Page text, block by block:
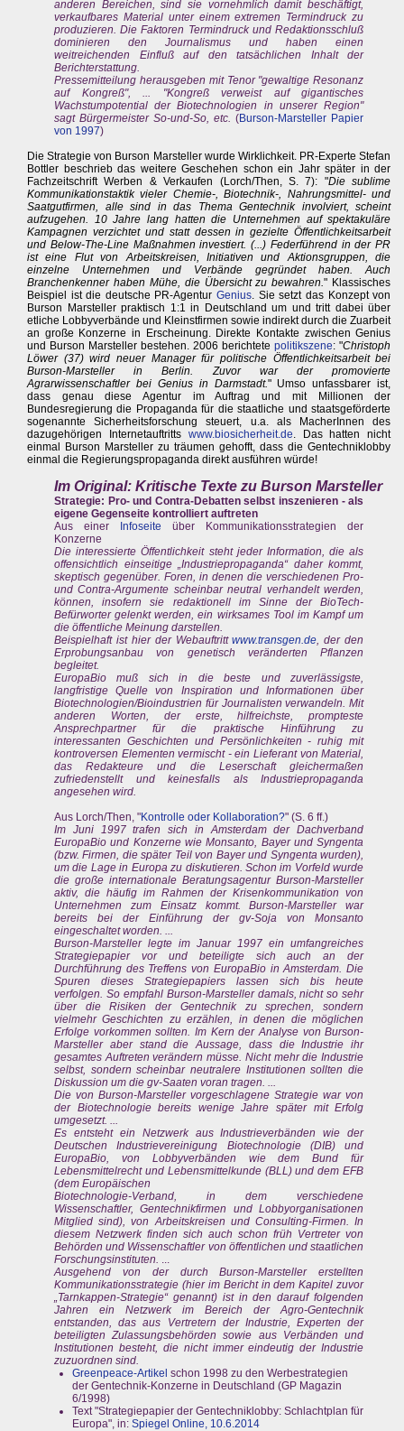
anderen Bereichen, sind sie vornehmlich damit beschäftigt,
verkaufbares Material unter einem extremen Termindruck zu
produzieren. Die Faktoren Termindruck und Redaktionsschluß
dominieren den Journalismus und haben einen
weitreichenden Einfluß auf den tatsächlichen Inhalt der
Berichterstattung.
Pressemitteilung herausgeben mit Tenor "gewaltige Resonanz
auf Kongreß", ... "Kongreß verweist auf gigantisches
Wachstumpotential der Biotechnologien in unserer Region"
sagt Bürgermeister So-und-So, etc. (Burson-Marsteller Papier
von 1997)
Die Strategie von Burson Marsteller wurde Wirklichkeit. PR-Experte Stefan
Bottler beschrieb das weitere Geschehen schon ein Jahr später in der
Fachzeitschrift Werben & Verkaufen (Lorch/Then, S. 7): "Die sublime
Kommunikationstaktik vieler Chemie-, Biotechnik-, Nahrungsmittel- und
Saatgutfirmen, alle sind in das Thema Gentechnik involviert, scheint
aufzugehen. 10 Jahre lang hatten die Unternehmen auf spektakuläre
Kampagnen verzichtet und statt dessen in gezielte Öffentlichkeitsarbeit
und Below-The-Line Maßnahmen investiert. (...) Federführend in der PR
ist eine Flut von Arbeitskreisen, Initiativen und Aktionsgruppen, die
einzelne Unternehmen und Verbände gegründet haben. Auch
Branchenkenner haben Mühe, die Übersicht zu bewahren." Klassisches
Beispiel ist die deutsche PR-AgenturGenius . Sie setzt das Konzept von
Burson Marsteller praktisch 1:1 in Deutschland um und tritt dabei über
etliche Lobbyverbände und Kleinstfirmen sowie indirekt durch die Zuarbeit
an große Konzerne in Erscheinung. Direkte Kontakte zwischen Genius
und Burson Marsteller bestehen. 2006 berichtetepolitikszene: "Christoph
Löwer (37) wird neuer Manager für politische Öffentlichkeitsarbeit bei
Burson-Marsteller in Berlin. Zuvor war der promovierte
Agrarwissenschaftler bei Genius in Darmstadt." Umso unfassbarer ist,
dass genau diese Agentur im Auftrag und mit Millionen der
Bundesregierung die Propaganda für die staatliche und staatsgeförderte
sogenannte Sicherheitsforschung steuert, u.a. als MacherInnen des
dazugehörigen Internetauftritts www.biosicherheit.de . Das hatten nicht
einmal Burson Marsteller zu träumen gehofft, dass die Gentechniklobby
einmal die Regierungspropaganda direkt ausführen würde!
Im Original: Kritische Texte zu Burson Marsteller
Strategie: Pro- und Contra-Debatten selbst inszenieren - als
eigene Gegenseite kontrolliert auftreten
Aus einer Infoseite über Kommunikationsstrategien der
Konzerne
Die interessierte Öffentlichkeit steht jeder Information, die als
offensichtlich einseitige „Industriepropaganda“ daher kommt,
skeptisch gegenüber. Foren, in denen die verschiedenen Pro-
und Contra-Argumente scheinbar neutral verhandelt werden,
können, insofern sie redaktionell im Sinne der BioTech-
Befürworter gelenkt werden, ein wirksames Tool im Kampf um
die öffentliche Meinung darstellen.
Beispielhaft ist hier der Webauftrittwww.transgen.de , der den
Erprobungsanbau von genetisch veränderten Pflanzen
begleitet.
EuropaBio muß sich in die beste und zuverlässigste,
langfristige Quelle von Inspiration und Informationen über
Biotechnologien/Bioindustrien für Journalisten verwandeln. Mit
anderen Worten, der erste, hilfreichste, prompteste
Ansprechpartner für die praktische Hinführung zu
interessanten Geschichten und Persönlichkeiten - ruhig mit
kontroversen Elementen vermischt - ein Lieferant von Material,
das Redakteure und die Leserschaft gleichermaßen
zufriedenstellt und keinesfalls als Industriepropaganda
angesehen wird.
Aus Lorch/Then, "Kontrolle oder Kollaboration?" (S. 6 ff.)
Im Juni 1997 trafen sich in Amsterdam der Dachverband
EuropaBio und Konzerne wie Monsanto, Bayer und Syngenta
(bzw. Firmen, die später Teil von Bayer und Syngenta wurden),
um die Lage in Europa zu diskutieren. Schon im Vorfeld wurde
die große internationale Beratungsagentur Burson-Marsteller
aktiv, die häufig im Rahmen der Krisenkommunikation von
Unternehmen zum Einsatz kommt. Burson-Marsteller war
bereits bei der Einführung der gv-Soja von Monsanto
eingeschaltet worden. ...
Burson-Marsteller legte im Januar 1997 ein umfangreiches
Strategiepapier vor und beteiligte sich auch an der
Durchführung des Treffens von EuropaBio in Amsterdam. Die
Spuren dieses Strategiepapiers lassen sich bis heute
verfolgen. So empfahl Burson-Marsteller damals, nicht so sehr
über die Risiken der Gentechnik zu sprechen, sondern
vielmehr Geschichten zu erzählen, in denen die möglichen
Erfolge vorkommen sollten. Im Kern der Analyse von Burson-
Marsteller aber stand die Aussage, dass die Industrie ihr
gesamtes Auftreten verändern müsse. Nicht mehr die Industrie
selbst, sondern scheinbar neutralere Institutionen sollten die
Diskussion um die gv-Saaten voran tragen. ...
Die von Burson-Marsteller vorgeschlagene Strategie war von
der Biotechnologie bereits wenige Jahre später mit Erfolg
umgesetzt. ...
Es entsteht ein Netzwerk aus Industrieverbänden wie der
Deutschen Industrievereinigung Biotechnologie (DIB) und
EuropaBio, von Lobbyverbänden wie dem Bund für
Lebensmittelrecht und Lebensmittelkunde (BLL) und dem EFB
(dem Europäischen
Biotechnologie-Verband, in dem verschiedene
Wissenschaftler, Gentechnikfirmen und Lobbyorganisationen
Mitglied sind), von Arbeitskreisen und Consulting-Firmen. In
diesem Netzwerk finden sich auch schon früh Vertreter von
Behörden und Wissenschaftler von öffentlichen und staatlichen
Forschungsinstituten.
Ausgehend von der durch Burson-Marsteller erstellten
Kommunikationsstrategie (hier im Bericht in dem Kapitel zuvor
„Tarnkappen-Strategie“ genannt) ist in den darauf folgenden
Jahren ein Netzwerk im Bereich der Agro-Gentechnik
entstanden, das aus Vertretern der Industrie, Experten der
beteiligten Zulassungsbehörden sowie aus Verbänden und
Institutionen besteht, die nicht immer eindeutig der Industrie
zuzuordnen sind.
Greenpeace-Artikel schon 1998 zu den Werbestrategien
der Gentechnik-Konzerne in Deutschland (GP Magazin
6/1998)
Text "Strategiepapier der Gentechniklobby: Schlachtplan für
Europa", in: Spiegel Online, 10.6.2014